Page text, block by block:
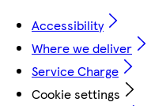
Accessibility
Where we deliver
Service Charge
Cookie settings